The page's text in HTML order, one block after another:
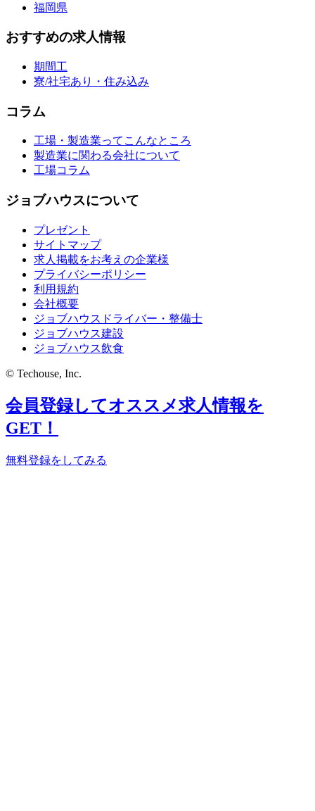
福岡県
おすすめの求人情報
期間工
寮/社宅あり・住み込み
コラム
工場・製造業ってこんなところ
製造業に関わる会社について
工場コラム
ジョブハウスについて
プレゼント
サイトマップ
求人掲載をお考えの企業様
プライバシーポリシー
利用規約
会社概要
ジョブハウスドライバー・整備士
ジョブハウス建設
ジョブハウス飲食
© Techouse, Inc.
会員登録してオススメ求人情報を
GET！
無料登録をしてみる